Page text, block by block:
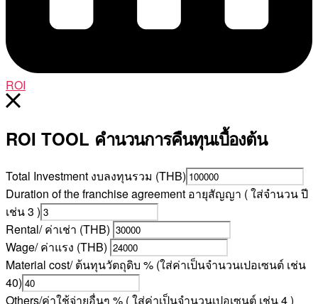
ROI
ROI TOOL คำนวนการคืนทุนเบื้องต้น
Total Investment งบลงทุนรวม (THB)
Duration of the franchise agreement อายุสัญญา ( ใส่จำนวน ปี
เช่น 3 )
Rental/ ค่าเช่า (THB)
Wage/ ค่าแรง (THB)
Material cost/ ต้นทุนวัตถุดิบ % (ใส่ค่าเป็นจำนวนเปอเซนต์ เช่น
40)
Others/ค่าใช้จ่ายอื่นๆ % ( ใส่ค่าเป็นจำนวนเปอเซนต์ เช่น 4 )